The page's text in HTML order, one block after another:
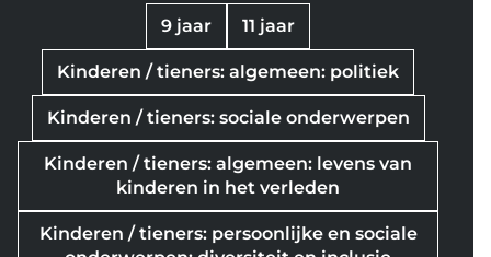
9 jaar 11 jaar
Kinderen / tieners: algemeen: politiek
Kinderen / tieners: sociale onderwerpen
Kinderen / tieners: algemeen: levens van
kinderen in het verleden
Kinderen / tieners: persoonlijke en sociale